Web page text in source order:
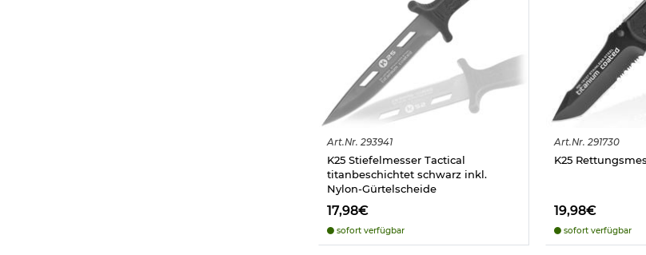
Art.Nr. 293941
K25 Stiefelmesser Tactical
titanbeschichtet schwarz inkl.
Nylon-Gürtelscheide
17,98€
sofort verfügbar
Art.Nr. 291730
K25
19,98€
sofort verfügbar